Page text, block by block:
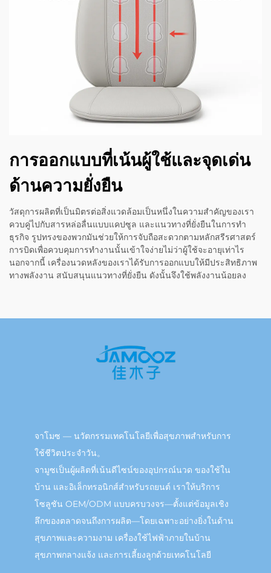
การออกแบบที่เน้นผู้ใช้และจุดเด่น
ด้านความยั่งยืน
วัสดุการผลิตที่เป็นมิตรต่อสิ่งแวดล้อมเป็นหนึ่งในความสำคัญของเรา
ควบคู่ไปกับสารหล่อลื่นแบบแคปซูล และแนวทางที่ยั่งยืนในการทำ
ธุรกิจ รูปทรงของพวกมันช่วยให้การจับถือสะดวกตามหลักสรีรศาสตร์
การบิดเพื่อควบคุมการทำงานนั้นเข้าใจง่ายไม่ว่าผู้ใช้จะอายุเท่าไร
นอกจากนี้ เครื่องนวดหลังของเราได้รับการออกแบบให้มีประสิทธิภาพ
ทางพลังงาน สนับสนุนแนวทางที่ยั่งยืน ดังนั้นจึงใช้พลังงานน้อยลง
จาโมซ — นวัตกรรมเทคโนโลยีเพื่อสุขภาพสำหรับการ
ใช้ชีวิตประจำวัน。
จามูซเป็นผู้ผลิตที่เน้นดีไซน์ของอุปกรณ์นวด ของใช้ใน
บ้าน และอิเล็กทรอนิกส์สำหรับรถยนต์ เราให้บริการ
โซลูชัน OEM/ODM แบบครบวงจร—ตั้งแต่ข้อมูลเชิง
ลึกของตลาดจนถึงการผลิต—โดยเฉพาะอย่างยิ่งในด้าน
สุขภาพและความงาม เครื่องใช้ไฟฟ้าภายในบ้าน
สุขภาพกลางแจ้ง และการเลี้ยงลูกด้วยเทคโนโลยี